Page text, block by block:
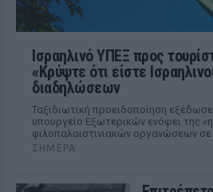
Ισραηλινό ΥΠΕΞ προς
«Κρύψτε ότι είστε
διαδηλώσεων
Ταξιδιωτική προειδοποίηση
υπουργείο Εξωτερικών ενόψει της
φιλοπαλαιστινιακών οργανώσεων
ΣΉΜΕΡΑ